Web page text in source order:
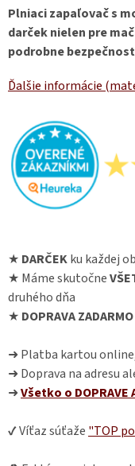
Plniaci zapaľovač s
darček nielen pre
podrobne
Ďalšie informácie
★ DARČEKku každej
★ Máme skutočne
druhého dňa
★ DOPRAVA ZADARMO
➜ Platba kartou
➜ Doprava na adresu
➜Všetko o DOPRAVE
✔ Víťaz súťaže "TOP